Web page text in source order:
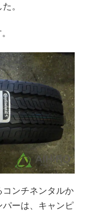
。
コンチネンタルか
パーは、キャンピ